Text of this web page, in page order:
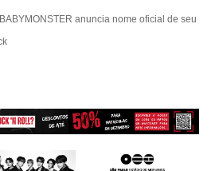
BABYMONSTER anuncia nome oficial de seu